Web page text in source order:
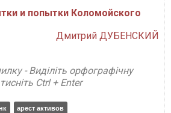
и попытки Коломойского
Дмитрий ДУБЕНСКИЙ
- Виділіть орфографічну
Ctrl + Enter
арест активов